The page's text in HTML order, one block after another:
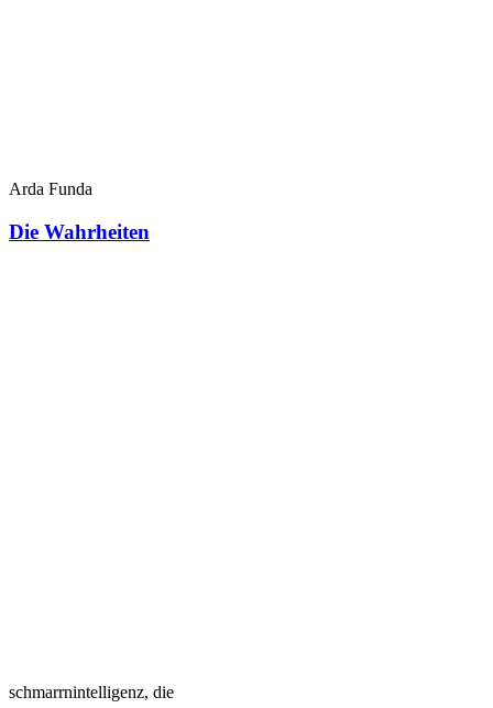
Arda Funda
Die Wahrheiten
schmarrnintelligenz, die